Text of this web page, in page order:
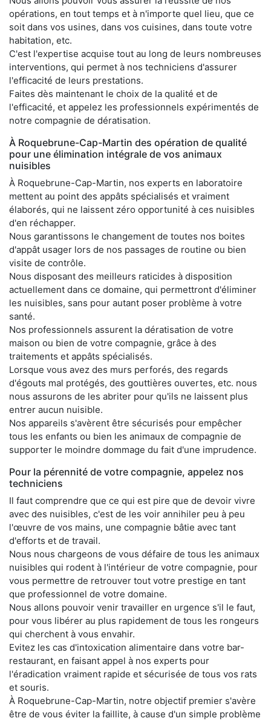
opérations, en tout temps et à n'importe quel lieu, que ce
soit dans vos usines, dans vos cuisines, dans toute votre
habitation, etc.
C'est l'expertise acquise tout au long de leurs nombreuses
interventions, qui permet à nos techniciens d'assurer
l'efficacité de leurs prestations.
Faites dès maintenant le choix de la qualité et de
l'efficacité, et appelez les professionnels expérimentés de
notre compagnie de dératisation.
À Roquebrune-Cap-Martin des opération de qualité
pour une élimination intégrale de vos animaux
nuisibles
À Roquebrune-Cap-Martin, nos experts en laboratoire
mettent au point des appâts spécialisés et vraiment
élaborés, qui ne laissent zéro opportunité à ces nuisibles
d'en réchapper.
Nous garantissons le changement de toutes nos boites
d'appât usager lors de nos passages de routine ou bien
visite de contrôle.
Nous disposant des meilleurs raticides à disposition
actuellement dans ce domaine, qui permettront d'éliminer
les nuisibles, sans pour autant poser problème à votre
santé.
Nos professionnels assurent la dératisation de votre
maison ou bien de votre compagnie, grâce à des
traitements et appâts spécialisés.
Lorsque vous avez des murs perforés, des regards
d'égouts mal protégés, des gouttières ouvertes, etc. nous
nous assurons de les abriter pour qu'ils ne laissent plus
entrer aucun nuisible.
Nos appareils s'avèrent être sécurisés pour empêcher
tous les enfants ou bien les animaux de compagnie de
supporter le moindre dommage du fait d'une imprudence.
Pour la pérennité de votre compagnie, appelez nos
techniciens
Il faut comprendre que ce qui est pire que de devoir vivre
avec des nuisibles, c'est de les voir annihiler peu à peu
l'œuvre de vos mains, une compagnie bâtie avec tant
d'efforts et de travail.
Nous nous chargeons de vous défaire de tous les animaux
nuisibles qui rodent à l'intérieur de votre compagnie, pour
vous permettre de retrouver tout votre prestige en tant
que professionnel de votre domaine.
Nous allons pouvoir venir travailler en urgence s'il le faut,
pour vous libérer au plus rapidement de tous les rongeurs
qui cherchent à vous envahir.
Evitez les cas d'intoxication alimentaire dans votre bar-
restaurant, en faisant appel à nos experts pour
l'éradication vraiment rapide et sécurisée de tous vos rats
et souris.
À Roquebrune-Cap-Martin, notre objectif premier s'avère
être de vous éviter la faillite, à cause d'un simple problème